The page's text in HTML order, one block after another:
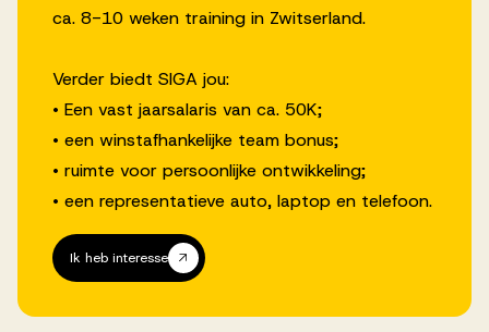
ca. 8-10 weken training in Zwitserland.
Verder biedt SIGA jou:
• Een vast jaarsalaris van ca. 50K;
• een winstafhankelijke team bonus;
• ruimte voor persoonlijke ontwikkeling;
• een representatieve auto, laptop en telefoon.
Ik heb interesse